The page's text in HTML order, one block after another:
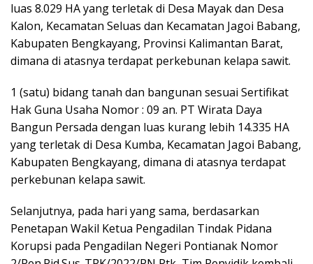
luas 8.029 HA yang terletak di Desa Mayak dan Desa
Kalon, Kecamatan Seluas dan Kecamatan Jagoi Babang,
Kabupaten Bengkayang, Provinsi Kalimantan Barat,
dimana di atasnya terdapat perkebunan kelapa sawit.
1 (satu) bidang tanah dan bangunan sesuai Sertifikat
Hak Guna Usaha Nomor : 09 an. PT Wirata Daya
Bangun Persada dengan luas kurang lebih 14.335 HA
yang terletak di Desa Kumba, Kecamatan Jagoi Babang,
Kabupaten Bengkayang, dimana di atasnya terdapat
perkebunan kelapa sawit.
Selanjutnya, pada hari yang sama, berdasarkan
Penetapan Wakil Ketua Pengadilan Tindak Pidana
Korupsi pada Pengadilan Negeri Pontianak Nomor